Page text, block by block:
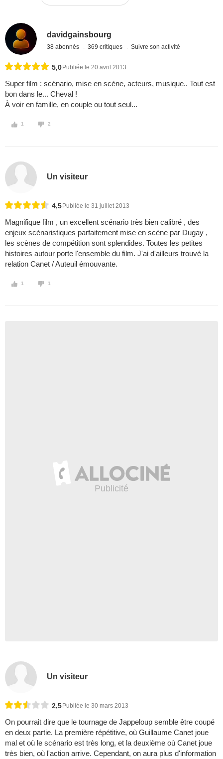
davidgainsbourg
38 abonnés 369 critiques Suivre son activité
5,0 Publiée le 20 avril 2013
Super film : scénario, mise en scène, acteurs, musique.. Tout est
bon dans le... Cheval !
À voir en famille, en couple ou tout seul...
1 2
Un visiteur
4,5 Publiée le 31 juillet 2013
Magnifique film , un excellent scénario très bien calibré , des
enjeux scénaristiques parfaitement mise en scène par Dugay ,
les scènes de compétition sont splendides. Toutes les petites
histoires autour porte l'ensemble du film. J'ai d'ailleurs trouvé la
relation Canet / Auteuil émouvante.
1 1
Un visiteur
2,5 Publiée le 30 mars 2013
On pourrait dire que le tournage de Jappeloup semble être coupé
en deux partie. La première répétitive, où Guillaume Canet joue
mal et où le scénario est très long, et la deuxième où Canet joue
très bien, où l'action arrive. Cependant, on aura plus d'information